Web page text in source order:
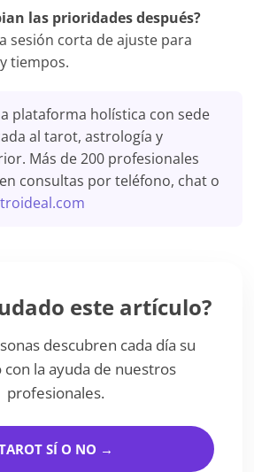
las prioridades después?
sesión corta de ajuste para
tiempos.
plataforma holística con sede
al tarot, astrología y
Más de 200 profesionales
consultas por teléfono, chat o
este artículo?
descubren cada día su
la ayuda de nuestros
profesionales.
SÍ O NO →